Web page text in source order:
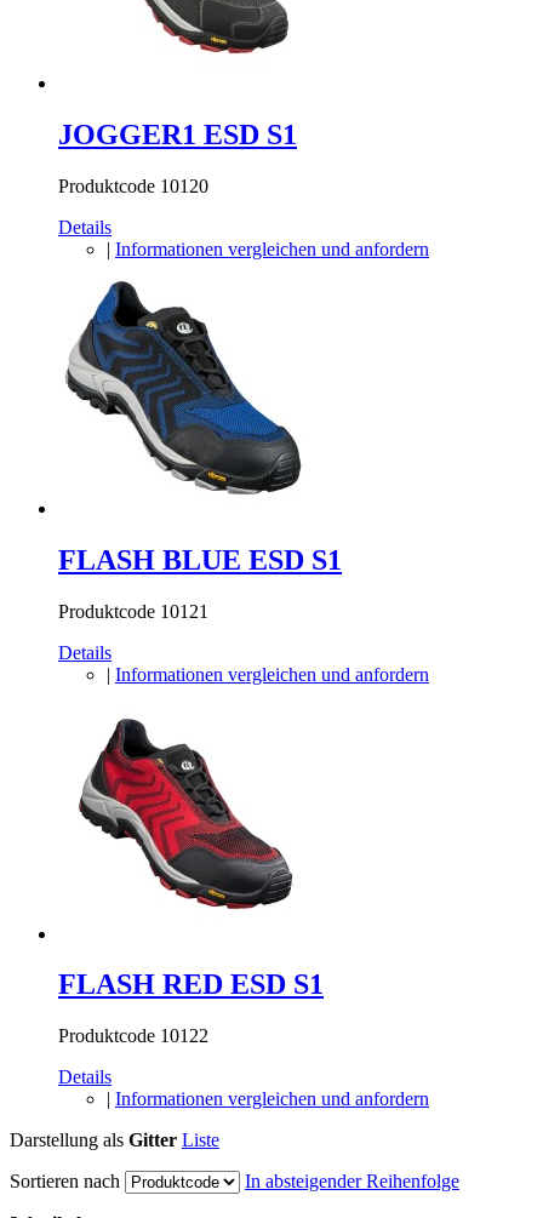
JOGGER1 ESD S1
Produktcode 10120
Details
| Informationen vergleichen und anfordern
FLASH BLUE ESD S1
Produktcode 10121
Details
| Informationen vergleichen und anfordern
FLASH RED ESD S1
Produktcode 10122
Details
| Informationen vergleichen und anfordern
Darstellung als Gitter Liste
Sortieren nach
In absteigender Reihenfolge